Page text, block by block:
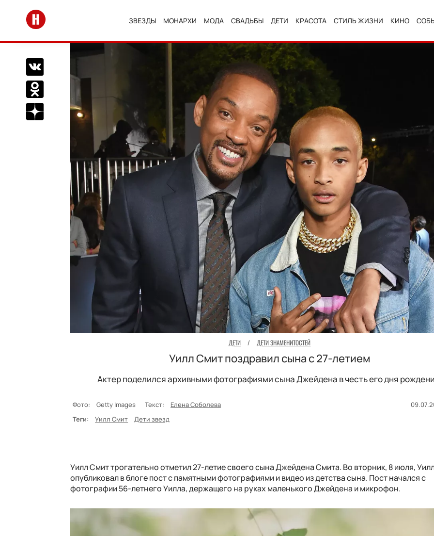
Перейти на главную
ЗВЕЗДЫ МОНАРХИ МОДА СВАДЬБЫ ДЕТИ КРАСОТА СТИЛЬ ЖИЗНИ КИНО
Поделиться Вконтакте
Поделиться в Одноклассниках
Подписаться на нас в Дзен
ДЕТИ / ДЕТИ ЗНАМЕНИТОСТЕЙ
Уилл Смит поздравил сына с 27-летием
Актер поделился архивными фотографиями сына Джейдена в честь его дня
Фото: Getty Images Текст: Елена Соболева
Теги:
Уилл Смит Дети звезд
Уилл Смит трогательно отметил 27-летие своего сына Джейдена Смита. Во вторник, 8 июля,
опубликовал в блоге пост с памятными фотографиями и видео из детства сына. Пост начался с
фотографии 56-летнего Уилла, держащего на руках маленького Джейдена и микрофон.